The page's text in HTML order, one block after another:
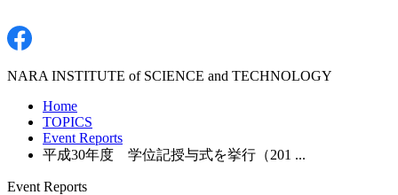
NARA INSTITUTE of SCIENCE and TECHNOLOGY
Home
TOPICS
Event Reports
平成30年度 学位記授与式を挙行（201 ...
Event Reports